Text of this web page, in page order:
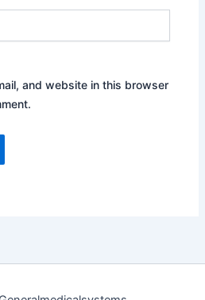
and website in this browser